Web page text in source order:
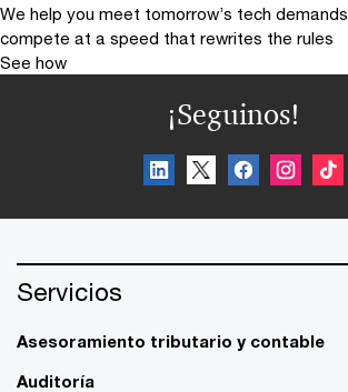
We help you meet tomorrow’s tech demands
compete at a speed that rewrites the rules
See how
¡Seguinos!
Servicios
Asesoramiento tributario y contable
Auditoría